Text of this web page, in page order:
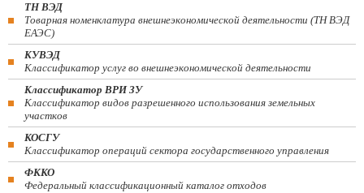
ТН ВЭД
Товарная номенклатура внешнеэкономической деятельности (ТН ВЭД
ЕАЭС)
КУВЭД
Классификатор услуг во внешнеэкономической деятельности
Классификатор ВРИ ЗУ
Классификатор видов разрешенного использования земельных
участков
КОСГУ
Классификатор операций сектора государственного управления
ФККО
Федеральный классификационный каталог отходов